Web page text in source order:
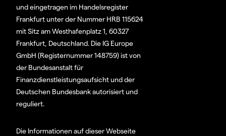
und eingetragen im Handelsregister
Frankfurt unter der Nummer HRB 115624
mit Sitz am Westhafenplatz 1, 60327
Frankfurt, Deutschland. Die IG Europe
GmbH (Registernummer 148759) ist von
der Bundesanstalt für
Finanzdienstleistungsaufsicht und der
Deutschen Bundesbank autorisiert und
reguliert.
Die Informationen auf dieser Webseite